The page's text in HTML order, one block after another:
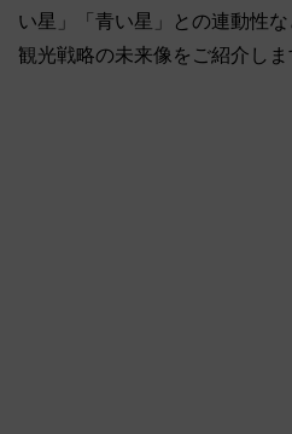
い星」「青い星」との連動性
観光戦略の未来像をご紹介しま